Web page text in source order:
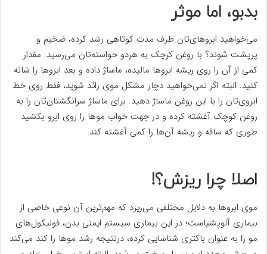
بدبو، اما موثر
می‌خواهید ابروهای‌تان ظرف مدت کوتاهی رشد کرده، ضخیم و
پرپشت شوند؟ با روغن کرچک به هردو خواسته‌تان می‌رسید. مقدار
کمی از آن را روی ریشه ابرو‌ها مالیده، ماساژ داده و بعد ابرو‌ها را شانه
کنید. البته اگر نمی‌خواهید دچار مشکل موی زائد شوید، فقط روی خط
ابروی‌تان را با این روغن ماساژ دهید. برای ماساژ سرانگشتان‌تان را به
روغن کوچک آغشته کرده و در جهت خواب مو‌ها را روی ابرو بکشید
طوری که ساقه و ریشه آن‌ها را کمی آغشته کند.
اصلا چرا ریزش؟!
موی ابرو‌ها به دلایل مختلفی می‌ریزد که مهم‌ترین آن نوعی خاصی از
بیماری آلوپشیاست؛ در این بیماری سیستم ایمنی بدن، فولیکول‌های
مو را به عنوان باکتری شناسایی کرده، درنتیجه رشد مو‌ها را کند می‌کند